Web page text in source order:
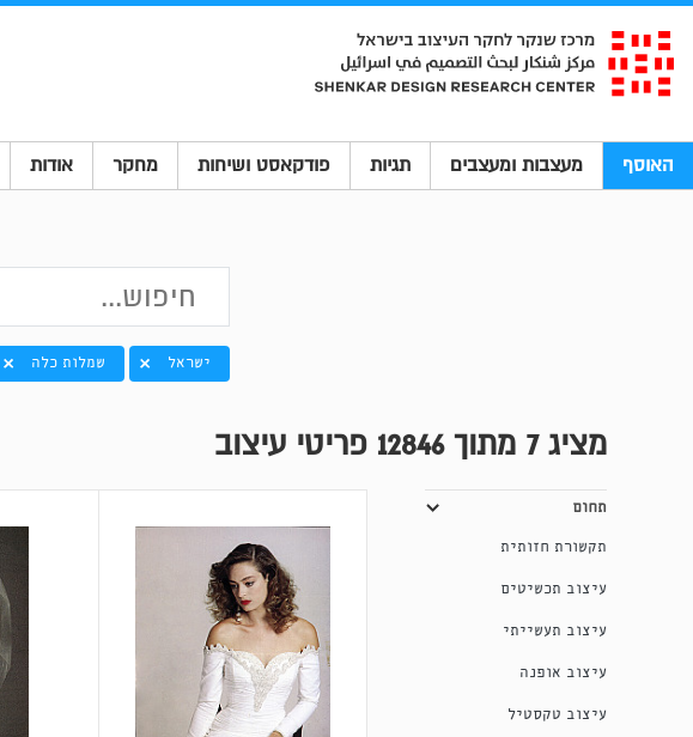
האוסף מעצבות ומעצבים תגיות פודקאסט ושיחות מחקר אודות
ישראל שמלות כלה
מציג7 מתוך 12846 פריטי עיצוב
תחום
תקשורת חזותית
עיצוב תכשיטים
עיצוב תעשייתי
עיצוב אופנה
עיצוב טקסטיל